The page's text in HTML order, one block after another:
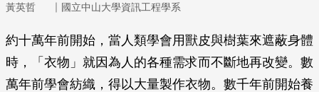
黃英哲
｜ 國立中山大學資訊工程學系
約十萬年前開始，當人類學會用獸皮與樹葉來遮蔽身體
時，「衣物」就因為人的各種需求而不斷地再改變。數
萬年前學會紡織，得以大量製作衣物。數千年前開始養